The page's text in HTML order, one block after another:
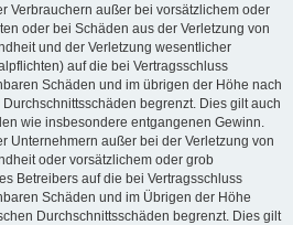
Verbrauchern außer bei vorsätzlichem oder
oder bei Schäden aus der Verletzung von
und der Verletzung wesentlicher
auf die bei Vertragsschluss
Schäden und im übrigen der Höhe nach
begrenzt. Dies gilt auch
wie insbesondere entgangenen Gewinn.
Unternehmern außer bei der Verletzung von
oder vorsätzlichem oder grob
Betreibers auf die bei Vertragsschluss
Schäden und im Übrigen der Höhe
Durchschnittsschäden begrenzt. Dies gilt